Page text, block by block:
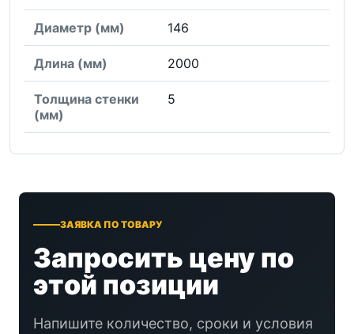
Диаметр (мм) 146
Длина (мм) 2000
Толщина стенки
(мм)
5
ЗАЯВКА ПО ТОВАРУ
Запросить цену по
этой позиции
Напишите количество, сроки и условия